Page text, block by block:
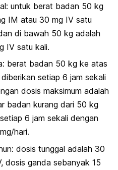
untuk berat badan 50 kg
IM atau 30 mg IV satu
di bawah 50 kg adalah
IV satu kali.
berat badan 50 kg ke atas
setiap 6 jam sekali
dosis maksimum adalah
badan kurang dari 50 kg
6 jam sekali dengan
hari.
dosis tunggal adalah 30
dosis ganda sebanyak 15